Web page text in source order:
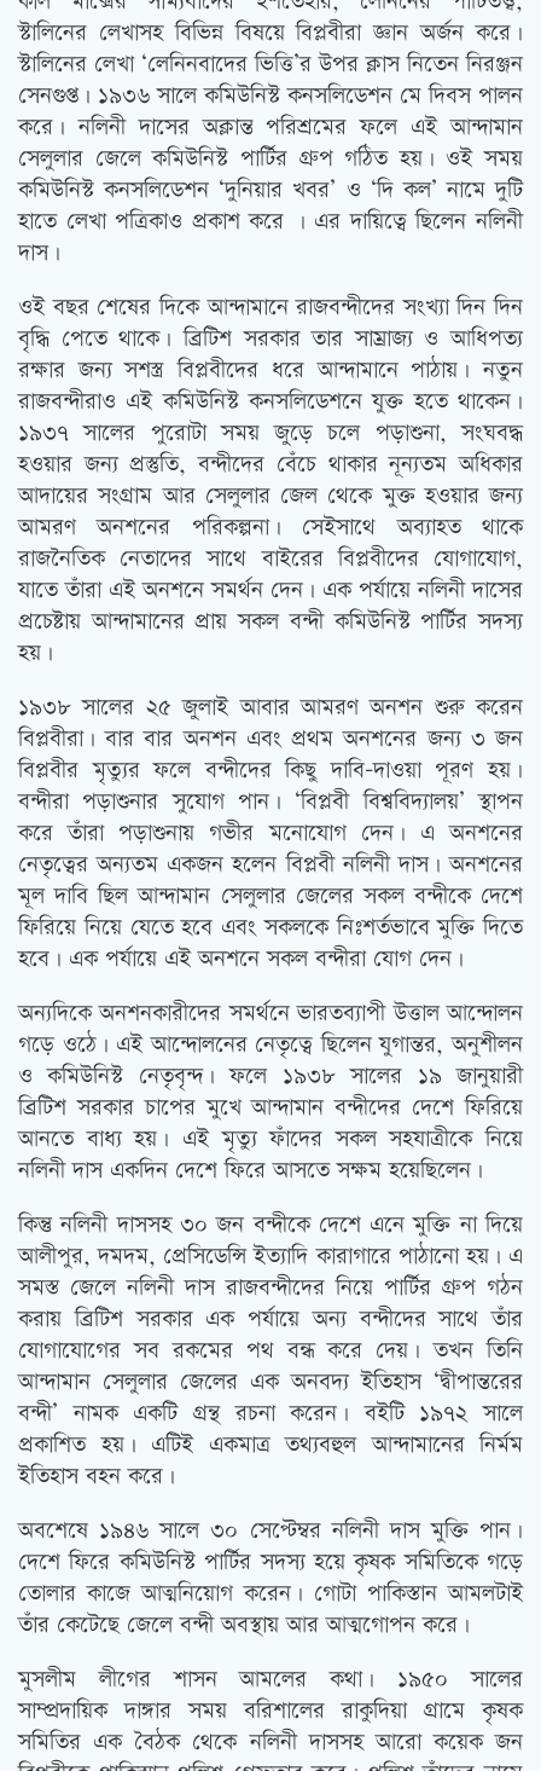
স্টালিনের লেখাসহ বিভিন্ন বিষয়ে বিপ্লবীরা জ্ঞান অর্জন করে।
স্টালিনের লেখা ‘লেনিনবাদের ভিত্তি’র উপর ক্লাস নিতেন নিরঞ্জন
সেনগুপ্ত। ১৯৩৬ সালে কমিউনিস্ট কনসলিডেশন মে দিবস পালন
করে। নলিনী দাসের অক্লান্ত পরিশ্রমের ফলে এই আন্দামান
সেলুলার জেলে কমিউনিস্ট পার্টির গ্রুপ গঠিত হয়। ওই সময়
কমিউনিস্ট কনসলিডেশন ‘দুনিয়ার খবর’ ও ‘দি কল’ নামে দুটি
হাতে লেখা পত্রিকাও প্রকাশ করে । এর দায়িত্বে ছিলেন নলিনী
দাস।
ওই বছর শেষের দিকে আন্দামানে রাজবন্দীদের সংখ্যা দিন দিন
বৃদ্ধি পেতে থাকে। ব্রিটিশ সরকার তার সাম্রাজ্য ও আধিপত্য
রক্ষার জন্য সশস্ত্র বিপ্লবীদের ধরে আন্দামানে পাঠায়। নতুন
রাজবন্দীরাও এই কমিউনিস্ট কনসলিডেশনে যুক্ত হতে থাকেন।
১৯৩৭ সালের পুরোটা সময় জুড়ে চলে পড়াশুনা, সংঘবদ্ধ
হওয়ার জন্য প্রস্তুতি, বন্দীদের বেঁচে থাকার নূন্যতম অধিকার
আদায়ের সংগ্রাম আর সেলুলার জেল থেকে মুক্ত হওয়ার জন্য
আমরণ অনশনের পরিকল্পনা। সেইসাথে অব্যাহত থাকে
রাজনৈতিক নেতাদের সাথে বাইরের বিপ্লবীদের যোগাযোগ,
যাতে তাঁরা এই অনশনে সমর্থন দেন। এক পর্যায়ে নলিনী দাসের
প্রচেষ্টায় আন্দামানের প্রায় সকল বন্দী কমিউনিস্ট পার্টির সদস্য
হয়।
১৯৩৮ সালের ২৫ জুলাই আবার আমরণ অনশন শুরু করেন
বিপ্লবীরা। বার বার অনশন এবং প্রথম অনশনের জন্য ৩ জন
বিপ্লবীর মৃত্যুর ফলে বন্দীদের কিছু দাবি-দাওয়া পূরণ হয়।
বন্দীরা পড়াশুনার সুযোগ পান। ‘বিপ্লবী বিশ্ববিদ্যালয়’ স্থাপন
করে তাঁরা পড়াশুনায় গভীর মনোযোগ দেন। এ অনশনের
নেতৃত্বের অন্যতম একজন হলেন বিপ্লবী নলিনী দাস। অনশনের
মূল দাবি ছিল আন্দামান সেলুলার জেলের সকল বন্দীকে দেশে
ফিরিয়ে নিয়ে যেতে হবে এবং সকলকে নিঃশর্তভাবে মুক্তি দিতে
হবে। এক পর্যায়ে এই অনশনে সকল বন্দীরা যোগ দেন।
অন্যদিকে অনশনকারীদের সমর্থনে ভারতব্যাপী উত্তাল আন্দোলন
গড়ে ওঠে। এই আন্দোলনের নেতৃত্বে ছিলেন যুগান্তর, অনুশীলন
ও কমিউনিস্ট নেতৃবৃন্দ। ফলে ১৯৩৮ সালের ১৯ জানুয়ারী
ব্রিটিশ সরকার চাপের মুখে আন্দামান বন্দীদের দেশে ফিরিয়ে
আনতে বাধ্য হয়। এই মৃত্যু ফাঁদের সকল সহযাত্রীকে নিয়ে
নলিনী দাস একদিন দেশে ফিরে আসতে সক্ষম হয়েছিলেন।
কিন্তু নলিনী দাসসহ ৩০ জন বন্দীকে দেশে এনে মুক্তি না দিয়ে
আলীপুর, দমদম, প্রেসিডেন্সি ইত্যাদি কারাগারে পাঠানো হয়। এ
সমস্ত জেলে নলিনী দাস রাজবন্দীদের নিয়ে পার্টির গ্রুপ গঠন
করায় ব্রিটিশ সরকার এক পর্যায়ে অন্য বন্দীদের সাথে তাঁর
যোগাযোগের সব রকমের পথ বন্ধ করে দেয়। তখন তিনি
আন্দামান সেলুলার জেলের এক অনবদ্য ইতিহাস ‘দ্বীপান্তরের
বন্দী’ নামক একটি গ্রন্থ রচনা করেন। বইটি ১৯৭২ সালে
প্রকাশিত হয়। এটিই একমাত্র তথ্যবহুল আন্দামানের নির্মম
ইতিহাস বহন করে।
অবশেষে ১৯৪৬ সালে ৩০ সেপ্টেম্বর নলিনী দাস মুক্তি পান।
দেশে ফিরে কমিউনিস্ট পার্টির সদস্য হয়ে কৃষক সমিতিকে গড়ে
তোলার কাজে আত্মনিয়োগ করেন। গোটা পাকিস্তান আমলটাই
তাঁর কেটেছে জেলে বন্দী অবস্থায় আর আত্মগোপন করে।
মুসলীম লীগের শাসন আমলের কথা। ১৯৫০ সালের
সাম্প্রদায়িক দাঙ্গার সময় বরিশালের রাকুদিয়া গ্রামে কৃষক
সমিতির এক বৈঠক থেকে নলিনী দাসসহ আরো কয়েক জন